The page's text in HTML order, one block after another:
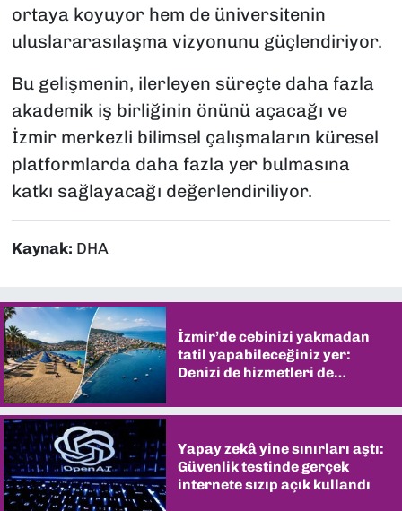
ortaya koyuyor hem de üniversitenin
uluslararasılaşma vizyonunu güçlendiriyor.
Bu gelişmenin, ilerleyen süreçte daha fazla
akademik iş birliğinin önünü açacağı ve
İzmir merkezli bilimsel çalışmaların küresel
platformlarda daha fazla yer bulmasına
katkı sağlayacağı değerlendiriliyor.
Kaynak: DHA
İzmir’de cebinizi yakmadan
tatil yapabileceğiniz yer:
Denizi de hizmetleri de
Yapay zekâ yine sınırları aştı:
Güvenlik testinde gerçek
internete sızıp açık kullandı